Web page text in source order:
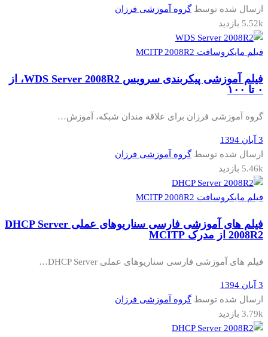
ارسال شده توسطگروه آموزشی فرزان
5.52k بازدید
فیلم مایکروسافت MCITP 2008R2
فیلم آموزشی پیکربندی سرویس WDS Server 2008R2، از
۰ تا ۱۰۰
گروه آموزشی فرزان برای علاقه مندان شبکه، آموزش…
3 آبان 1394
ارسال شده توسطگروه آموزشی فرزان
5.46k بازدید
فیلم مایکروسافت MCITP 2008R2
فیلم های آموزشی فارسی سناریوهای عملی DHCP Server
2008R2 از مدرک MCITP
فیلم های آموزشی فارسی سناریوهای عملی DHCP Server…
3 آبان 1394
ارسال شده توسطگروه آموزشی فرزان
3.79k بازدید